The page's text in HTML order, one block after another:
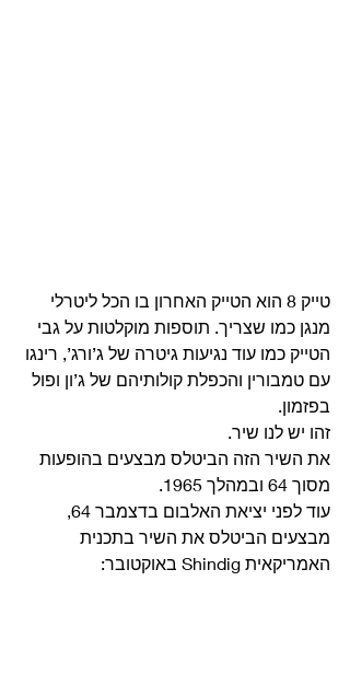
טייק 8 הוא הטייק האחרון בו הכל ליטרלי
מנגן כמו שצריך. תוספות מוקלטות על גבי
הטייק כמו עוד נגיעות גיטרה של ג’ורג’, רינגו
עם טמבורין והכפלת קולותיהם של ג’ון ופול
בפזמון.
זהו יש לנו שיר.
את השיר הזה הביטלס מבצעים בהופעות
מסוך 64 ובמהלך 1965.
מבצעים הביטלס את השיר בתכנית
האמריקאית Shindig באוקטובר: